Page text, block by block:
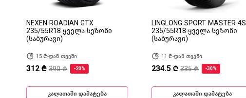
NEXEN ROADIAN GTX
235/55R18 ყველა სეზონი
(საბურავი)
15 ₾-დან თვეში
312 ₾ 390 ₾ -20%
კალათაში დამატება
LINGLONG SPORT MASTER 4S
235/55R18 ყველა სეზონი
(საბურავი)
11 ₾-დან თვეში
234.5 ₾ 335 ₾ -30%
კალათაში დამატება